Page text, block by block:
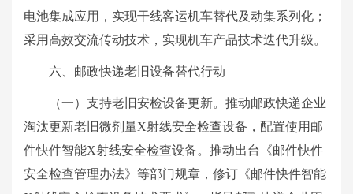
电池集成应用，实现干线客运机车替代及动集系列化；
采用高效交流传动技术，实现机车产品技术迭代升级。
六、邮政快递老旧设备替代行动
（一）支持老旧安检设备更新。推动邮政快递企业
淘汰更新老旧微剂量X射线安全检查设备，配置使用邮
件快件智能X射线安全检查设备。推动出台《邮件快件
安全检查管理办法》等部门规章，修订《邮件快件智能